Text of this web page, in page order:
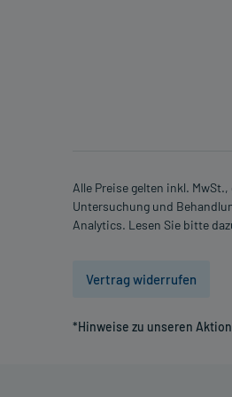
- Eingeschränkte
- Eingeschränkte
- Flüssigkeitsmangel
- Rhabdomyolyse
- Kinder und
Was ist mit
Alle Preise gelten inkl.
Untersuchung und
Analytics. Lesen Sie bitte
Vertrag widerrufen
*Hinweise zu unseren